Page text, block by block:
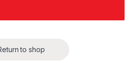
to shop